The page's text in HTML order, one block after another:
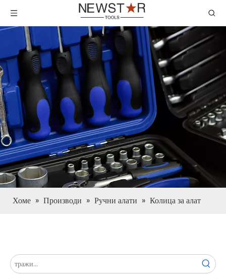
Хоме » Производи » Ручни алати » Колица за алат